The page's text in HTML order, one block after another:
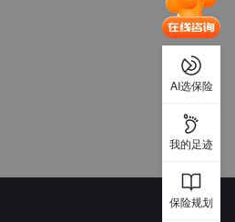
AI选保险
我的足迹
保险规划